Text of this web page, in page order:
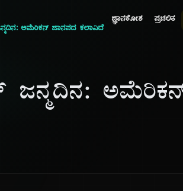
ಜ್ಞಾನಕೋಶ ಪ್ರಚಲಿತ
ಅಮೆರಿಕನ್ ಜಾನಪದ ಕಲಾವಿದೆ
ಜನ್ಮದಿನ: